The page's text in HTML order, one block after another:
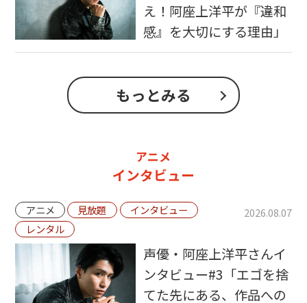
え！阿座上洋平が『違和
感』を大切にする理由」
もっとみる
アニメ
インタビュー
アニメ 見放題
インタビュー
レンタル
2026.08.07
声優・阿座上洋平さんイ
ンタビュー#3「エゴを捨
てた先にある、作品への